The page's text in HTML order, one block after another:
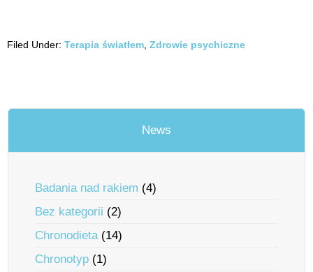
Filed Under: Terapia światłem Zdrowie psychiczne
News
Badania nad rakiem (4)
Bez kategorii (2)
Chronodieta(14)
Chronotyp (1)